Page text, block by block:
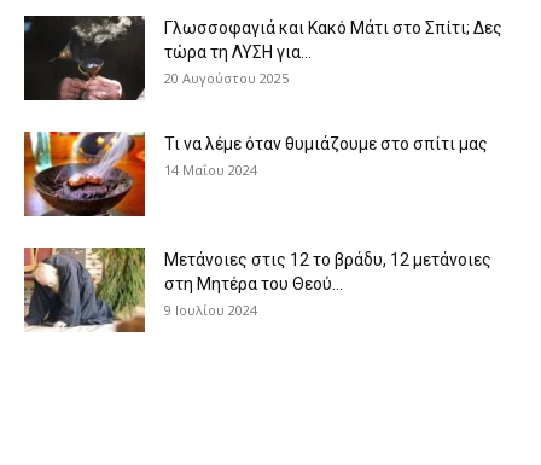
Γλωσσοφαγιά και Κακό Μάτι στο Σπίτι; Δες
τώρα τη ΛΥΣΗ για...
20 Αυγούστου 2025
Τι να λέμε όταν θυμιάζουμε στο σπίτι μας
14 Μαΐου 2024
Μετάνοιες στις 12 το βράδυ, 12 μετάνοιες
στη Μητέρα του Θεού...
9 Ιουλίου 2024